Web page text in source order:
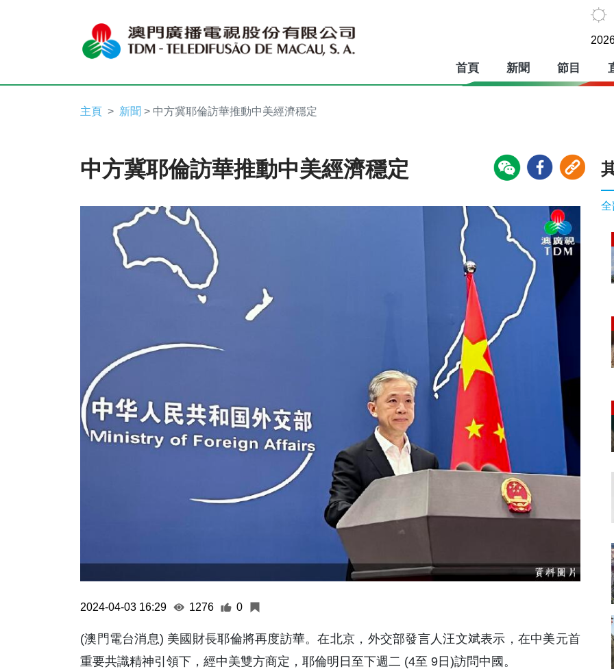
首頁 新聞 節目
主頁 新聞 > 中方冀耶倫訪華推動中美經濟穩定
中方冀耶倫訪華推動中美經濟穩定
2024-04-03 16:29 1276 0
(澳門電台消息) 美國財長耶倫將再度訪華。在北京，外交部發言人汪文斌表示，在中美元首
重要共識精神引領下，經中美雙方商定，耶倫明日至下週二 (4至 9日)訪問中國。
全